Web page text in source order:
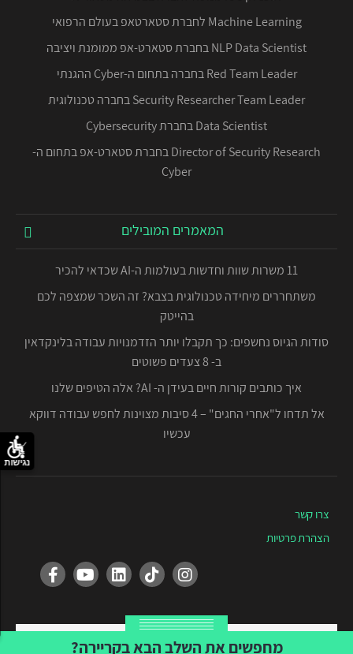
Machine Learning לחברת סטארטאפ בעולם הרפואי
NLP Data Scientist בחברת סטארט-אפ ממומנת ויציבה
Red Team Leader בחברה בתחום ה-Cyber ההגנתי
Security Researcher Team Leader בחברה טכנולוגית
Data Scientist בחברת Cybersecurity
Director of Security Research בחברת סטארט-אפ בתחום ה-
Cyber
המאמרים המובילים
11 משרות שוות וחדשות בעולמות ה-AI שכדאי להכיר
משתחררים מיחידה טכנולוגית בצבא? זה השכר שמצפה לכם
בהייטק
סודות הגיוס נחשפים: כך תקבלו יותר הזדמנויות עבודה בלינקדאין
ב- 8 צעדים פשוטים
איך כותבים קורות חיים בעידן ה- AI? אלה הטיפים שלנו
אל תדחו ל"אחרי החגים" – 4 סיבות מצוינות לחפש עבודה דווקא
עכשיו
צרו קשר
הצהרת פרטיות
Created by Tvuna
מחפשים את השלב הבא בקריירה?
נגישות